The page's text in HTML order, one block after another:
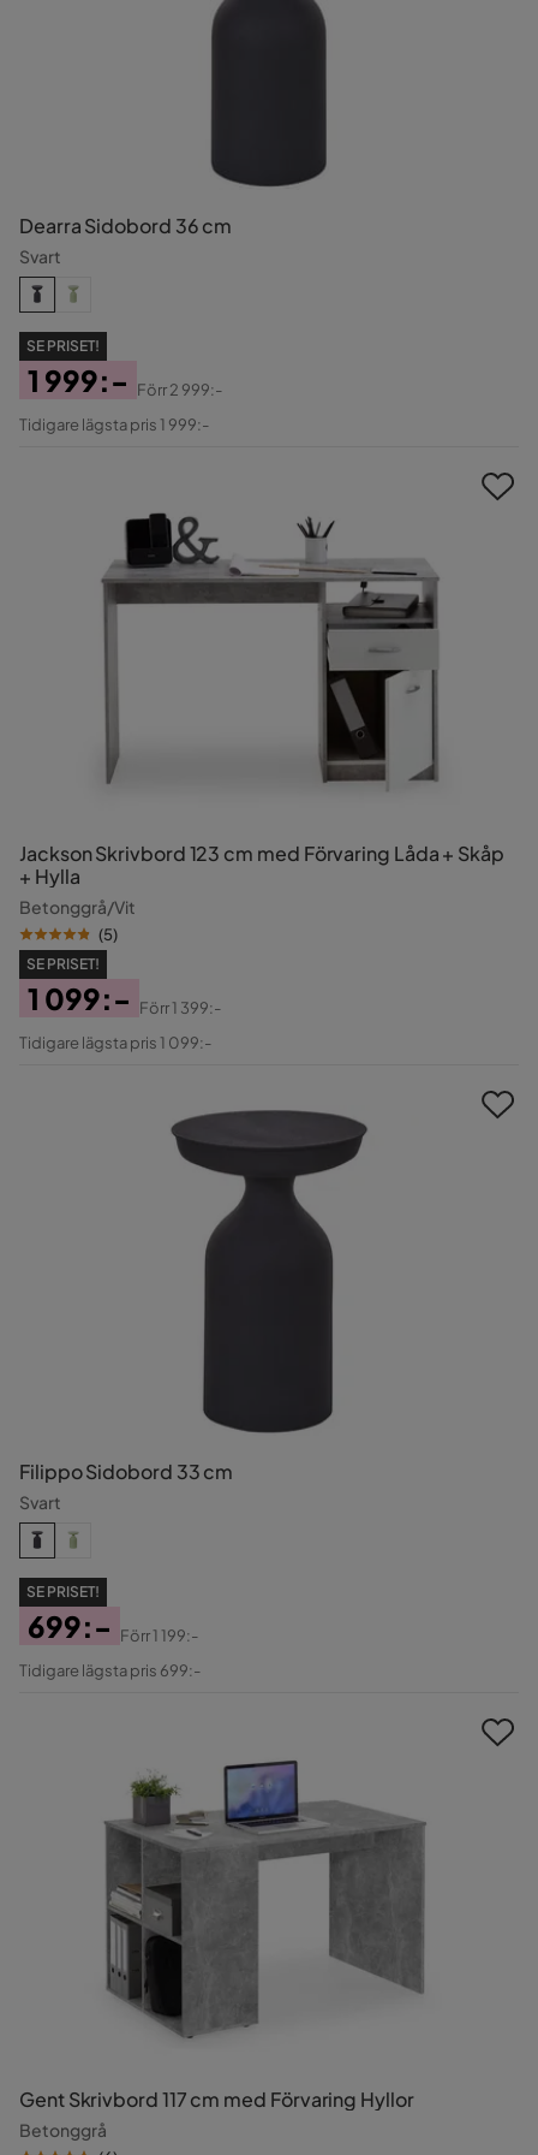
Dearra Sidobord 36 cm
Svart
SE PRISET!
Pris
1 999:-
Original
Förr2 999:-
Tidigare lägsta pris 1 999:-
Jackson Skrivbord 123 cm med Förvaring Låda + Skåp
+ Hylla
Betonggrå/Vit
(5)
SE PRISET!
Pris
1 099:-
Original
Förr1 399:-
Tidigare lägsta pris 1 099:-
Filippo Sidobord 33 cm
Svart
SE PRISET!
Pris
699:-
Original
Förr1 199:-
Tidigare lägsta pris 699:-
Gent Skrivbord 117 cm med Förvaring Hyllor
Betonggrå